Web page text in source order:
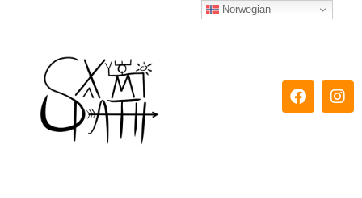
F
a
I
n
Norwegian